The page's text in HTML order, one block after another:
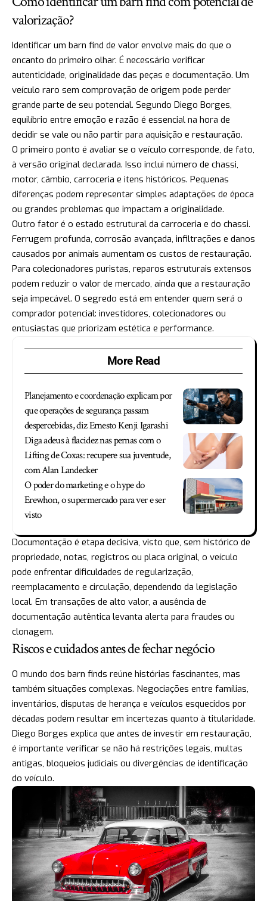
valorização?
Identificar um barn find de valor envolve mais do que o
encanto do primeiro olhar. É necessário verificar
autenticidade, originalidade das peças e documentação. Um
veículo raro sem comprovação de origem pode perder
grande parte de seu potencial. Segundo Diego Borges,
equilíbrio entre emoção e razão é essencial na hora de
decidir se vale ou não partir para aquisição e restauração.
O primeiro ponto é avaliar se o veículo corresponde, de fato,
à versão original declarada. Isso inclui número de chassi,
motor, câmbio, carroceria e itens históricos. Pequenas
diferenças podem representar simples adaptações de época
ou grandes problemas que impactam a originalidade.
Outro fator é o estado estrutural da carroceria e do chassi.
Ferrugem profunda, corrosão avançada, infiltrações e danos
causados por animais aumentam os custos de restauração.
Para colecionadores puristas, reparos estruturais extensos
podem reduzir o valor de mercado, ainda que a restauração
seja impecável. O segredo está em entender quem será o
comprador potencial: investidores, colecionadores ou
entusiastas que priorizam estética e performance.
More Read
Planejamento e coordenação explicam por
que operações de segurança passam
despercebidas, diz Ernesto Kenji Igarashi
Diga adeus à flacidez nas pernas com o
Lifting de Coxas: recupere sua juventude,
com Alan Landecker
O poder do marketing e o hype do
Erewhon, o supermercado para ver e ser
visto
Documentação é etapa decisiva, visto que, sem histórico de
propriedade, notas, registros ou placa original, o veículo
pode enfrentar dificuldades de regularização,
reemplacamento e circulação, dependendo da legislação
local. Em transações de alto valor, a ausência de
documentação autêntica levanta alerta para fraudes ou
clonagem.
Riscos e cuidados antes de fechar negócio
O mundo dos barn finds reúne histórias fascinantes, mas
também situações complexas. Negociações entre famílias,
inventários, disputas de herança e veículos esquecidos por
décadas podem resultar em incertezas quanto à titularidade.
Diego Borges explica que antes de investir em restauração,
é importante verificar se não há restrições legais, multas
antigas, bloqueios judiciais ou divergências de identificação
do veículo.